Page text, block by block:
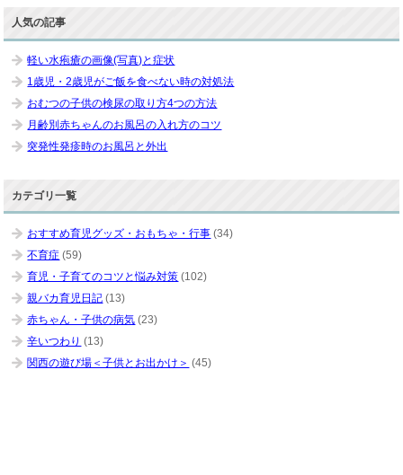
人気の記事
軽い水疱瘡の画像(写真)と症状
1歳児・2歳児がご飯を食べない時の対処法
おむつの子供の検尿の取り方4つの方法
月齢別赤ちゃんのお風呂の入れ方のコツ
突発性発疹時のお風呂と外出
カテゴリ一覧
おすすめ育児グッズ・おもちゃ・行事 (34)
不育症 (59)
育児・子育てのコツと悩み対策 (102)
親バカ育児日記 (13)
赤ちゃん・子供の病気 (23)
辛いつわり (13)
関西の遊び場＜子供とお出かけ＞ (45)